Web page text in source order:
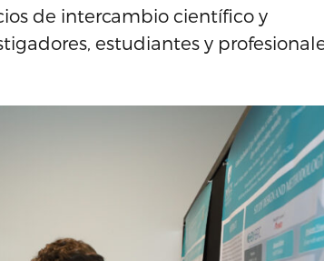
de intercambio científico y
estudiantes y